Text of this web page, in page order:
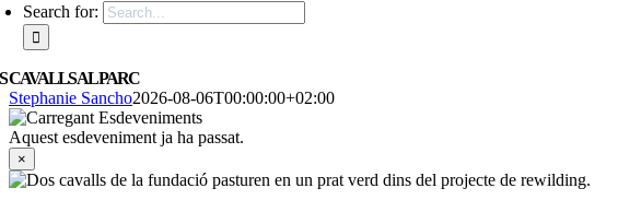
Search for:
CAVALLS AL PARC
Stephanie Sancho2026-08-06T00:00:00+02:00
Aquest esdeveniment ja ha passat.
×